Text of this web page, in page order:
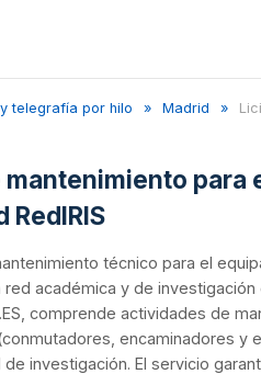
telegrafía por hilo Madrid
para
técnico para el
red académica y de
comprende actividades de
encaminadores
investigación. El servicio